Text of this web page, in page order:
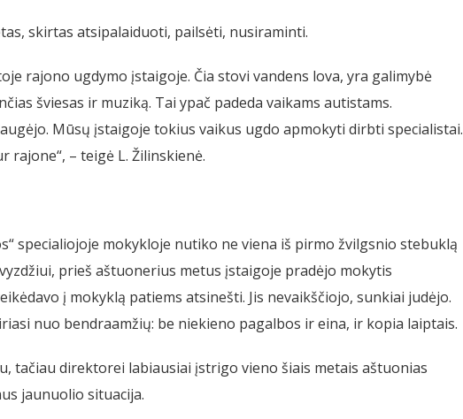
skirtas atsipalaiduoti, pailsėti, nusiraminti.
rajono ugdymo įstaigoje. Čia stovi vandens lova, yra galimybė
šviesas ir muziką. Tai ypač padeda vaikams autistams.
Mūsų įstaigoje tokius vaikus ugdo apmokyti dirbti specialistai.
– teigė L. Žilinskienė.
specialiojoje mokykloje nutiko ne viena iš pirmo žvilgsnio stebuklą
prieš aštuonerius metus įstaigoje pradėjo mokytis
į mokyklą patiems atsinešti. Jis nevaikščiojo, sunkiai judėjo.
nuo bendraamžių: be niekieno pagalbos ir eina, ir kopia laiptais.
tačiau direktorei labiausiai įstrigo vieno šiais metais aštuonias
jaunuolio situacija.